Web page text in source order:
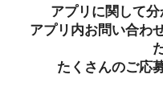
アプリに関して分
アプリ内お問い合わ
たくさんのご応